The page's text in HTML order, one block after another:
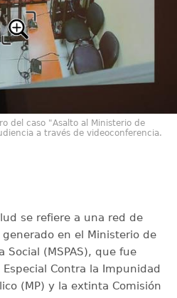
del caso "Asalto al Ministerio de
a través de videoconferencia.
se refiere a una red de
en el Ministerio de
Social (MSPAS), que fue
Contra la Impunidad
(MP) y la extinta Comisión